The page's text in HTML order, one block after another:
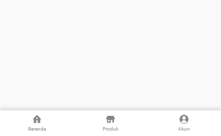
Beranda Produk Akun